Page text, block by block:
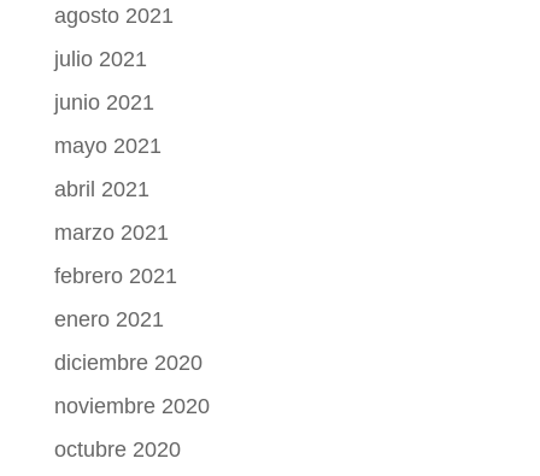
agosto 2021
julio 2021
junio 2021
mayo 2021
abril 2021
marzo 2021
febrero 2021
enero 2021
diciembre 2020
noviembre 2020
octubre 2020